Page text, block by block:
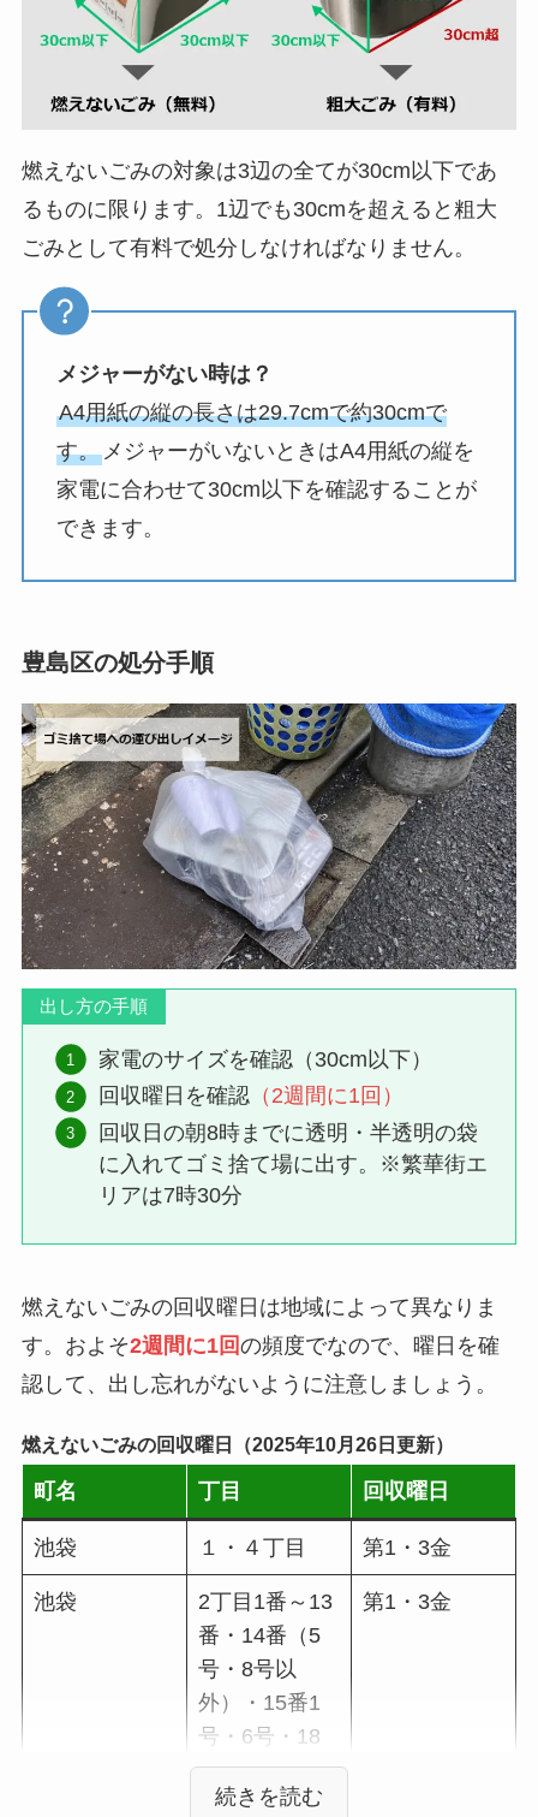
燃えないごみの対象は3辺の全てが30cm以下であ
るものに限ります。1辺でも30cmを超えると粗大
ごみとして有料で処分しなければなりません。
メジャーがない時は？
A4用紙の縦の長さは29.7cmで約30cmで
す。メジャーがいないときはA4用紙の縦を
家電に合わせて30cm以下を確認することが
できます。
豊島区の処分手順
出し方の手順
家電のサイズを確認（30cm以下）
回収曜日を確認（2週間に1回）
回収日の朝8時までに透明・半透明の袋
に入れてゴミ捨て場に出す。※繁華街エ
リアは7時30分
燃えないごみの回収曜日は地域によって異なりま
す。およそ2週間に1回の頻度でなので、曜日を確
認して、出し忘れがないように注意しましょう。
燃えないごみの回収曜日（2025年10月26日更新）
町名 丁目 回収曜日
池袋 １・４丁目 第1・3金
池袋
2丁目1番～13
番・14番（5
号・8号以
外）・15番1
号・6号・18
番・19番（要
町通り沿い）
第1・3金